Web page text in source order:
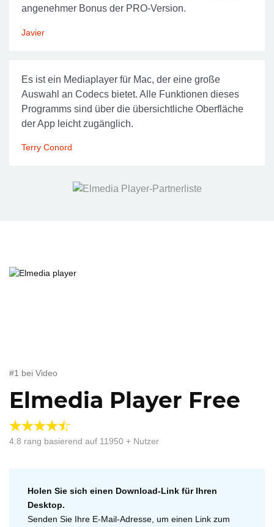
angenehmer Bonus der PRO-Version.
Javier
Es ist ein Mediaplayer für Mac, der eine große
Auswahl an Codecs bietet. Alle Funktionen dieses
Programms sind über die übersichtliche Oberfläche
der App leicht zugänglich.
Terry Conord
#1 bei Video
Elmedia Player Free
4.8 rang basierend auf 11950 + Nutzer
Holen Sie sich einen Download-Link für Ihren
Desktop.
Senden Sie Ihre E-Mail-Adresse, um einen Link zum